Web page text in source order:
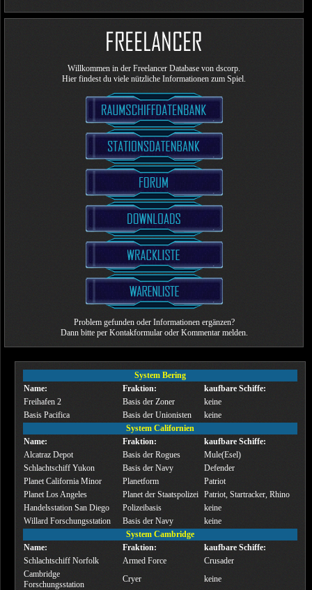
Willkommen in der Freelancer Database von dscorp.
Hier findest du viele nützliche Informationen zum Spiel.
Problem gefunden oder Informationen ergänzen?
Dann bitte per Kontakformular oder Kommentar melden.
System Bering
Name:
Fraktion:
kaufbare Schiffe:
Freihafen 2
Basis der Zoner
keine
Basis Pacifica
Basis der Unionisten
keine
System Californien
Name:
Fraktion:
kaufbare Schiffe:
Alcatraz Depot
Basis der Rogues
Mule(Esel)
Schlachtschiff Yukon
Basis der Navy
Defender
Planet California Minor
Planetform
Patriot
Planet Los Angeles
Planet der Staatspolizei Patriot, Startracker, Rhino
Handelsstation San Diego
Polizeibasis
keine
Willard Forschungsstation
Basis der Navy
keine
System Cambridge
Name:
Fraktion:
kaufbare Schiffe:
Schlachtschiff Norfolk
Armed Force
Crusader
Cambridge
Forschungsstation
Cryer
keine